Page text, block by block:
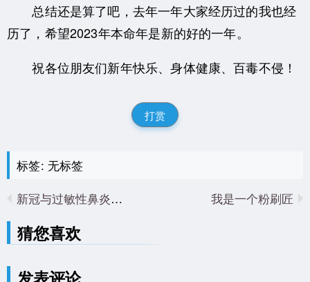
总结还是算了吧，去年一年大家经历过的我也经
历了，希望2023年本命年是新的好的一年。
祝各位朋友们新年快乐、身体健康、百毒不侵！
打赏
标签: 无标签
新冠与过敏性鼻炎有一腿？
我是一个粉刷匠
猜您喜欢
发表评论